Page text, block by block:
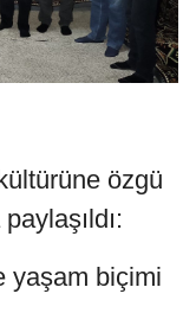
özgü
yaşam biçimi